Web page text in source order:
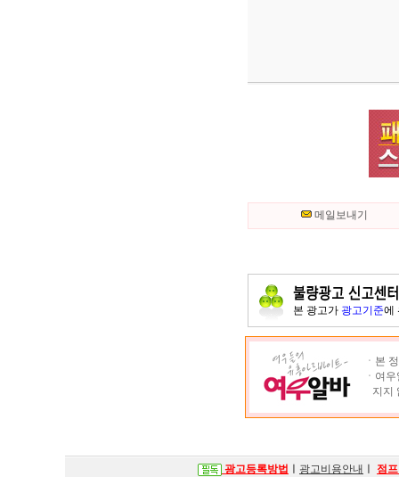
메일보내기
본 광고가 광고기준에
ㆍ본
ㆍ여
지지
광고등록방법 광고비용안내 점